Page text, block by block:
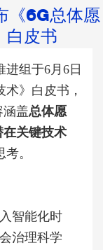
《6G总体愿
白皮书
组于6月6日
》白皮书，
涵盖总体愿
关键技术
。
智能化时
治理科学